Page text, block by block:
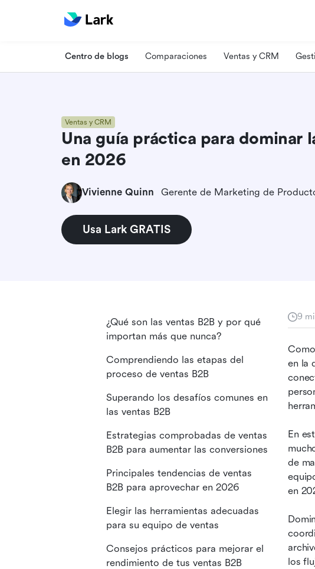
Centro de blogs Comparaciones Ventas y CRM
Ventas y CRM
Una guía práctica para dominar
en 2026
Vivienne Quinn Gerente de Marketing de
Usa Lark GRATIS
9
en la
En
de
en
los
¿Qué son las ventas B2B y por qué
importan más que nunca?
Comprendiendo las etapas del
proceso de ventas B2B
Superando los desafíos comunes en
las ventas B2B
Estrategias comprobadas de ventas
B2B para aumentar las conversiones
Principales tendencias de ventas
B2B para aprovechar en 2026
Elegir las herramientas adecuadas
para su equipo de ventas
Consejos prácticos para mejorar el
rendimiento de tus ventas B2B